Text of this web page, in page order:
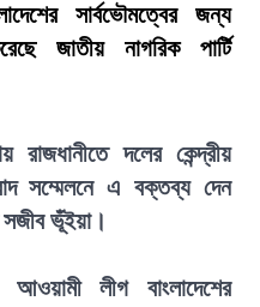
সার্বভৌমত্বের জন্য
জাতীয় নাগরিক পার্টি
দলের কেন্দ্রীয়
সম্মেলনে এ বক্তব্য দেন
ভূঁইয়া।
লীগ বাংলাদেশের